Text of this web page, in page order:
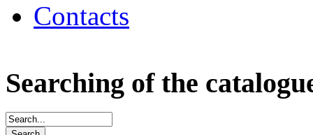
Contacts
Searching of the